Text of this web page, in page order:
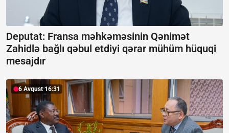
Deputat: Fransa məhkəməsinin Qənimət
Zahidlə bağlı qəbul etdiyi qərar mühüm hüquqi
mesajdır
6 Avqust 16:31